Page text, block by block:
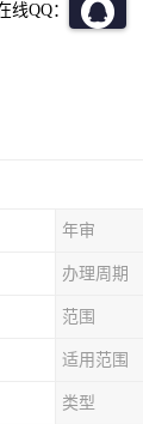
线QQ：
年审
办理周期
范围
适用范围
类型